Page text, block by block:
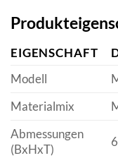
EIGENSCHAFT
Modell
Materialmix
Abmessungen
(BxHxT)